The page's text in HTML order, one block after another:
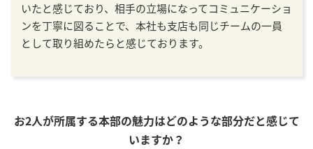
いたと感じており、相手の立場になってコミュニケーショ
ンを丁寧に図ることで、本社も支店も同じチームの一員
として取り組めたらと感じております。
お2人が所属する本部の魅力はどのような部分だと感じて
いますか？